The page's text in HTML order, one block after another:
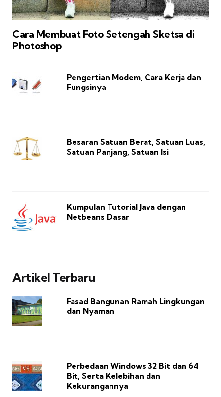
Cara Membuat Foto Setengah Sketsa di
Photoshop
Pengertian Modem, Cara Kerja dan
Fungsinya
Besaran Satuan Berat, Satuan Luas,
Satuan Panjang, Satuan Isi
Kumpulan Tutorial Java dengan
Netbeans Dasar
Artikel Terbaru
Fasad Bangunan Ramah Lingkungan
dan Nyaman
Perbedaan Windows 32 Bit dan 64
Bit, Serta Kelebihan dan
Kekurangannya